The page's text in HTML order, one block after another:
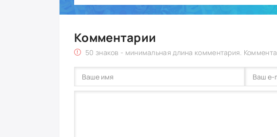
Комментарии
50 знаков - минимальная длина комментария.